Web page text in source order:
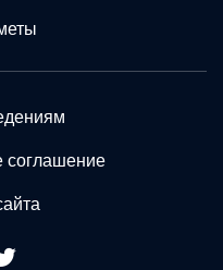
соглашение